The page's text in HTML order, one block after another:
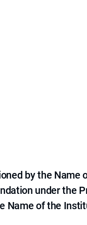
by the Name
under the
Name of the